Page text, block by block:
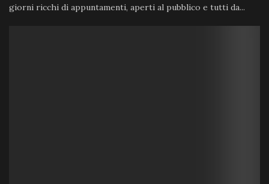
giorni ricchi di appuntamenti, aperti al pubblico e tutti da...